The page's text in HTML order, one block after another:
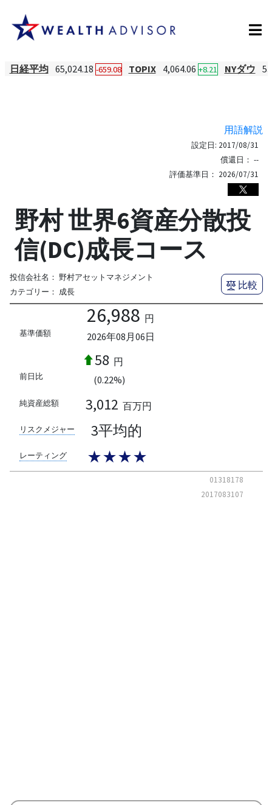
日経平均 65,024.18 -659.08 TOPIX 4,064.06 +8.21 NYダウ
用語解説
設定日: 2017/08/31
償還日： --
評価基準日： 2026/07/31
野村 世界6資産分散投
信(DC)成長コース
投信会社名： 野村アセットマネジメント
カテゴリー： 成長
比較
基準価額
26,988 円
2026年08月06日
前日比
58 円
(0.22%)
純資産総額 3,012 百万円
リスクメジャー 3平均的
レーティング ★★★★
01318178
2017083107